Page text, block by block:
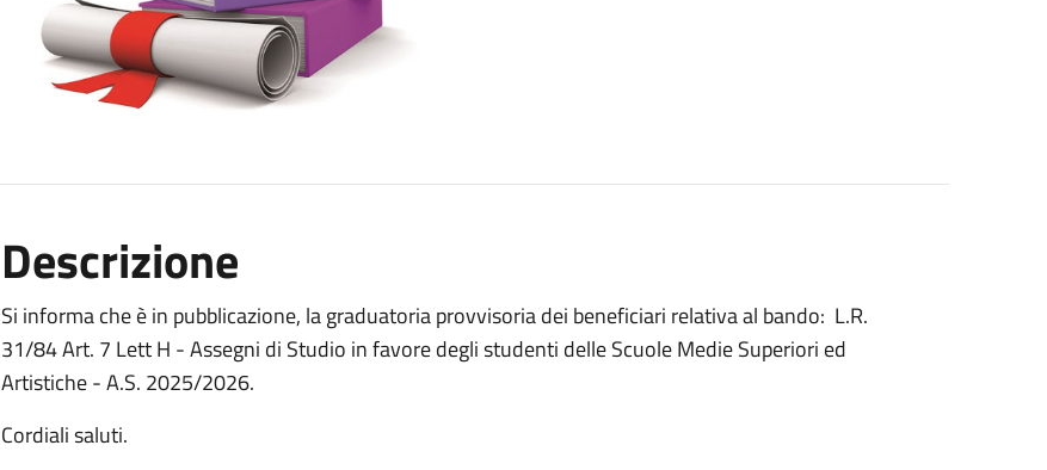
Descrizione
Si informa che è in pubblicazione, la graduatoria provvisoria dei beneficiari relativa al bando: L.R.
31/84 Art. 7 Lett H - Assegni di Studio in favore degli studenti delle Scuole Medie Superiori ed
Artistiche - A.S. 2025/2026.
Cordiali saluti.